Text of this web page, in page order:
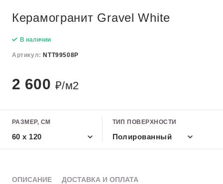
Керамогранит Gravel White
В наличии
Артикул: NTT99508P
2 600 ₽/м2
РАЗМЕР, СМ
60 x 120
ТИП ПОВЕРХНОСТИ
Полированный
ОПИСАНИЕ ДОСТАВКА И ОПЛАТА